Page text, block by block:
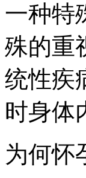
一种特
殊的重
统性疾
时身体
为何怀